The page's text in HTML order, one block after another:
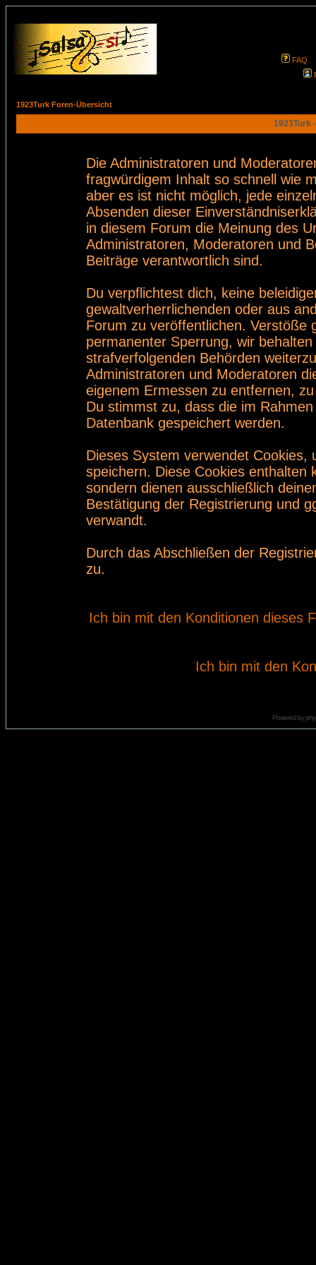
FAQ
1923Turk Foren-Übersicht
1923Turk
Die Administratoren und
fragwürdigem Inhalt so schnell wie
aber es ist nicht möglich, jede
Absenden dieser
in diesem Forum die Meinung des
Administratoren, Moderatoren und
Beiträge verantwortlich sind.
Du verpflichtest dich, keine
gewaltverherrlichenden oder aus
Forum zu veröffentlichen. Verstöße
permanenter Sperrung, wir
strafverfolgenden Behörden
Administratoren und Moderatoren
eigenem Ermessen zu entfernen,
Du stimmst zu, dass die im
Datenbank gespeichert werden.
Dieses System verwendet
speichern. Diese Cookies enthalten
sondern dienen ausschließlich
Bestätigung der Registrierung und
verwandt.
Durch das Abschließen der
zu.
Ich bin mit den Konditionen dieses
Ich bin mit den
Powered by